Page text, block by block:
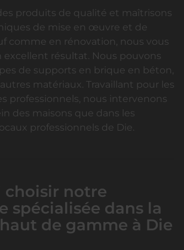
produits de qualité et maîtrisons
de mise en œuvre et de
comme en rénovation, nous vous
excellent résultat. Nous pouvons
de supports en brique en béton,
matériaux. Travaillant pour les
professionnels, nous intervenons
des maisons que dans les
professionnels de Die.
choisir notre
spécialisée dans la
de gamme à Die